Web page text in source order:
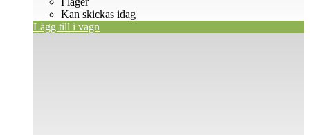
Kan skickas idag
Lägg till i vagn